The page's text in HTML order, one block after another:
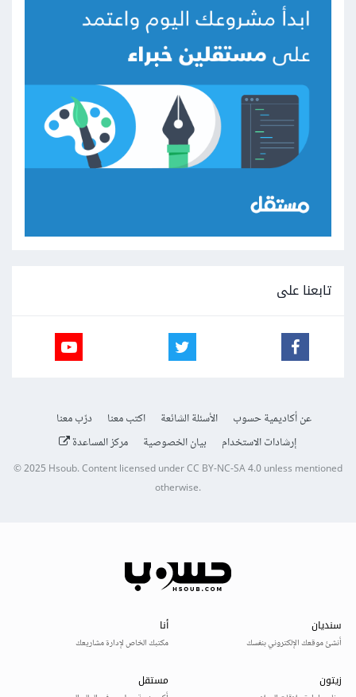
تابعنا على
عن أكاديمية حسوب الأسئلة الشائعة اكتب معنا
درّب معنا
إرشادات الاستخدام
بيان الخصوصية مركز المساعدة
© 2025Hsoub.Content licensed underCC BY-NC-SA 4.0unless mentioned
otherwise.